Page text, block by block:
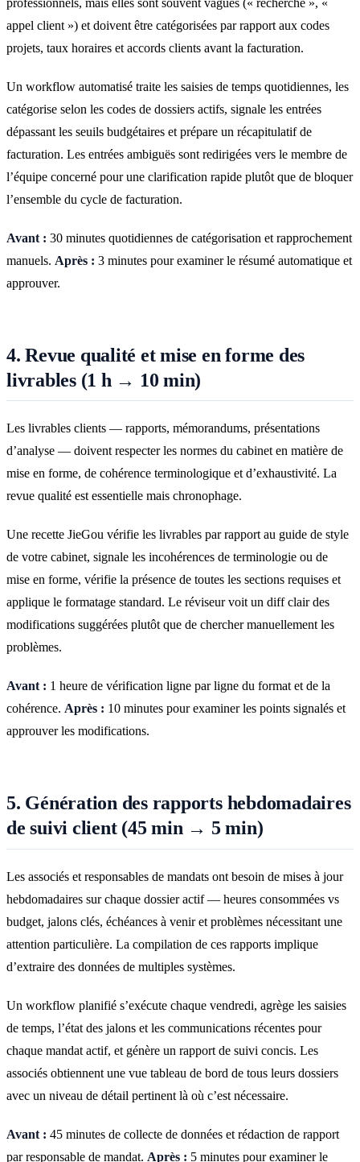
appel client ») et doivent être catégorisées par rapport aux codes
projets, taux horaires et accords clients avant la facturation.
Un workflow automatisé traite les saisies de temps quotidiennes, les
catégorise selon les codes de dossiers actifs, signale les entrées
dépassant les seuils budgétaires et prépare un récapitulatif de
facturation. Les entrées ambiguës sont redirigées vers le membre de
l’équipe concerné pour une clarification rapide plutôt que de bloquer
l’ensemble du cycle de facturation.
Avant : 30 minutes quotidiennes de catégorisation et rapprochement
manuels. Après : 3 minutes pour examiner le résumé automatique et
approuver.
4. Revue qualité et mise en forme des
livrables (1 h → 10 min)
Les livrables clients — rapports, mémorandums, présentations
d’analyse — doivent respecter les normes du cabinet en matière de
mise en forme, de cohérence terminologique et d’exhaustivité. La
revue qualité est essentielle mais chronophage.
Une recette JieGou vérifie les livrables par rapport au guide de style
de votre cabinet, signale les incohérences de terminologie ou de
mise en forme, vérifie la présence de toutes les sections requises et
applique le formatage standard. Le réviseur voit un diff clair des
modifications suggérées plutôt que de chercher manuellement les
problèmes.
Avant : 1 heure de vérification ligne par ligne du format et de la
cohérence. Après : 10 minutes pour examiner les points signalés et
approuver les modifications.
5. Génération des rapports hebdomadaires
de suivi client (45 min → 5 min)
Les associés et responsables de mandats ont besoin de mises à jour
hebdomadaires sur chaque dossier actif — heures consommées vs
budget, jalons clés, échéances à venir et problèmes nécessitant une
attention particulière. La compilation de ces rapports implique
d’extraire des données de multiples systèmes.
Un workflow planifié s’exécute chaque vendredi, agrège les saisies
de temps, l’état des jalons et les communications récentes pour
chaque mandat actif, et génère un rapport de suivi concis. Les
associés obtiennent une vue tableau de bord de tous leurs dossiers
avec un niveau de détail pertinent là où c’est nécessaire.
Avant : 45 minutes de collecte de données et rédaction de rapport
par responsable de mandat. Après : 5 minutes pour examiner le